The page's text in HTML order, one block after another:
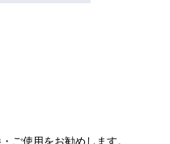
ご使用をお勧めします。